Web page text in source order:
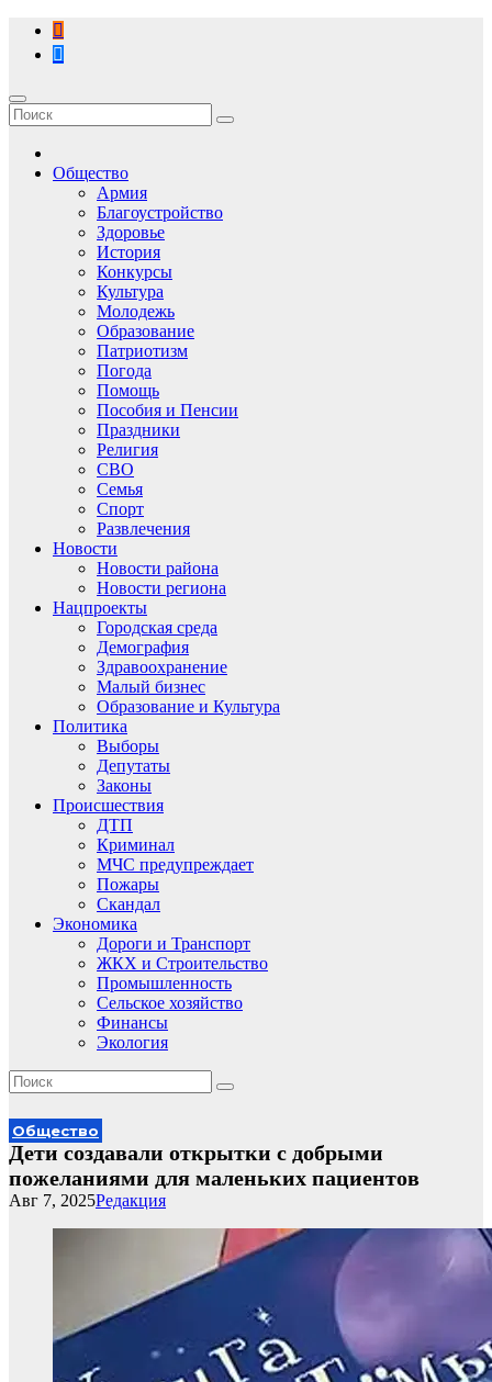
Перейти
содержимому
Общество
Армия
Благоустройство
Здоровье
История
Конкурсы
Культура
Молодежь
Образование
Патриотизм
Погода
Помощь
Пособия и Пенсии
Праздники
Религия
СВО
Семья
Спорт
Развлечения
Новости
Новости района
Новости региона
Нацпроекты
Городская среда
Демография
Здравоохранение
Малый бизнес
Образование и Культура
Политика
Выборы
Депутаты
Законы
Происшествия
ДТП
Криминал
МЧС предупреждает
Пожары
Скандал
Экономика
Дороги и Транспорт
ЖКХ и Строительство
Промышленность
Сельское хозяйство
Финансы
Экология
Общество
Дети создавали открытки с добрыми
пожеланиями для маленьких пациентов
Редакция
Авг 7, 2025